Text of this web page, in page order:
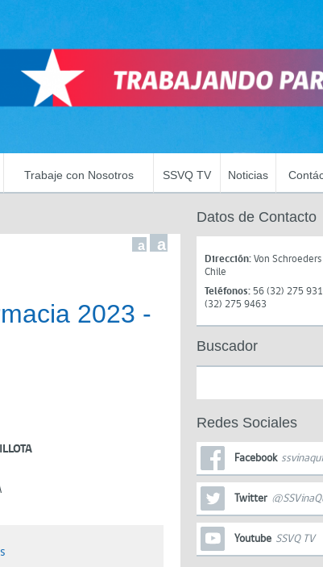
Trabaje con Nosotros SSVQ TV Noticias
a a
2023 -
Datos de Contacto
Dirección:Von
Chile
Teléfonos: 56 (32) 275
(32) 275 9463
Buscador
Redes Sociales
Facebook
Twitter
Youtube SSVQ TV